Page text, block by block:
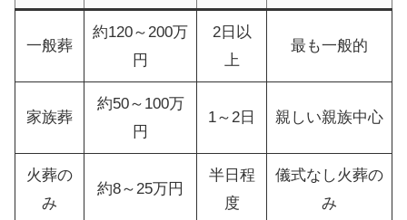
一般葬
約120～200万
円
2日以
上
最も一般的
家族葬
約50～100万
円
1～2日 親しい親族中心
火葬の
み
約8～25万円
半日程
度
儀式なし火葬の
み